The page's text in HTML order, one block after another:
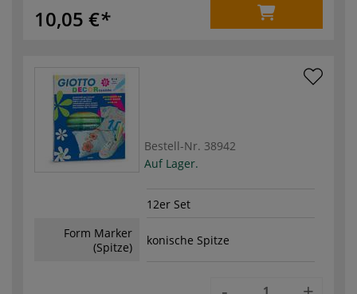
10,05 €
Bestell-Nr. 38942
Auf Lager.
12er Set
Form Marker
(Spitze)
konische Spitze